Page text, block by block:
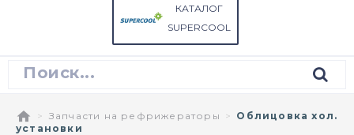
КАТАЛОГ
SUPERCOOL
Запчасти на рефрижераторы
Облицовка хол.
установки